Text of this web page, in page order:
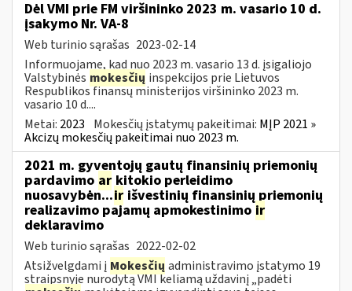
Dėl VMI prie FM viršininko 2023 m. vasario 10 d.
įsakymo Nr. VA-8
Web turinio sąrašas 2023-02-14
Informuojame, kad nuo 2023 m. vasario 13 d. įsigaliojo
Valstybinės mokesčių inspekcijos prie Lietuvos
Respublikos finansų ministerijos viršininko 2023 m.
vasario 10 d....
Metai: 2023 Mokesčių įstatymų pakeitimai: MĮP 2021 »
Akcizų mokesčių pakeitimai nuo 2023 m.
2021 m. gyventojų gautų finansinių priemonių
pardavimo ar kitokio perleidimo
nuosavybėn...ir išvestinių finansinių priemonių
realizavimo pajamų apmokestinimo ir
deklaravimo
Web turinio sąrašas 2022-02-02
Atsižvelgdami į Mokesčių administravimo įstatymo 19
straipsnyje nurodytą VMI keliamą uždavinį „padėti